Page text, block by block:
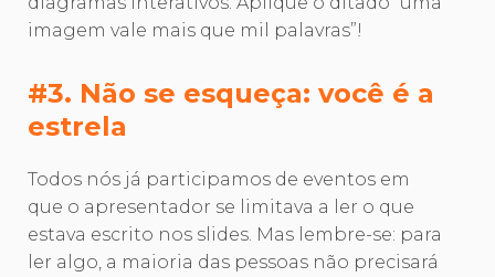
imagem vale mais que mil palavras”!
#3. Não se esqueça: você é a
estrela
Todos nós já participamos de eventos em
que o apresentador se limitava a ler o que
estava escrito nos slides. Mas lembre-se: para
ler algo, a maioria das pessoas não precisará